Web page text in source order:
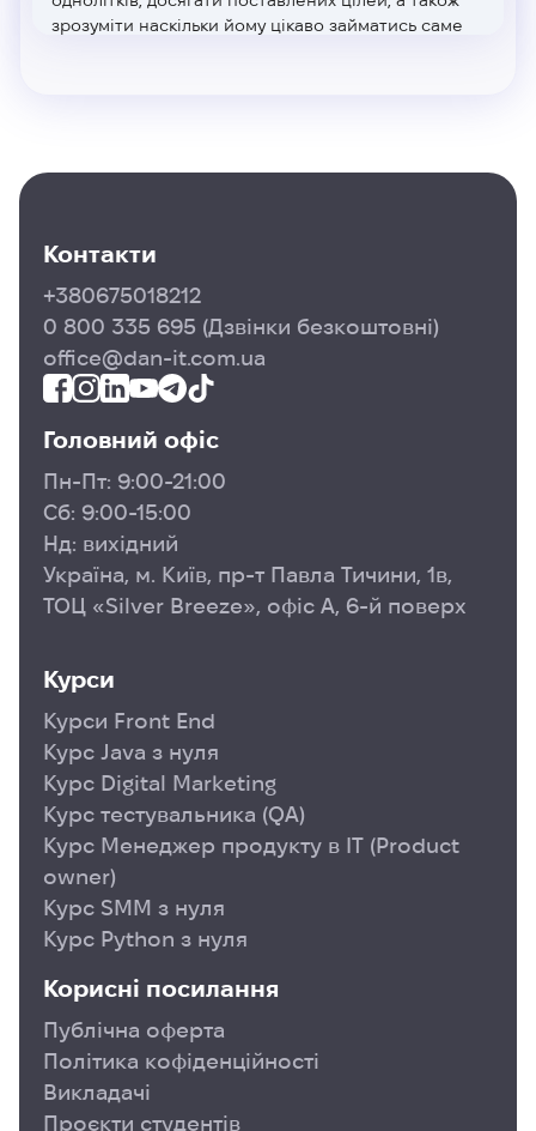
зрозуміти наскільки йому цікаво займатись саме
прагнуть провести літо з користю для майбутньої
Контакти
+380675018212
0 800 335 695 (Дзвінки безкоштовні)
office@dan-it.com.ua
Головний офіс
Пн-Пт: 9:00-21:00
Сб: 9:00-15:00
Нд: вихідний
Україна, м. Київ, пр-т Павла Тичини, 1в,
ТОЦ «Silver Breeze», офіс А, 6-й поверх
Курси
Курси Front End
Курс Java з нуля
Курс Digital Marketing
Курс тестувальника (QA)
Курс Менеджер продукту в ІТ (Product
owner)
Курс SMM з нуля
Курс Python з нуля
Корисні посилання
Публічна оферта
Політика кофіденційності
Викладачі
Проєкти студентів